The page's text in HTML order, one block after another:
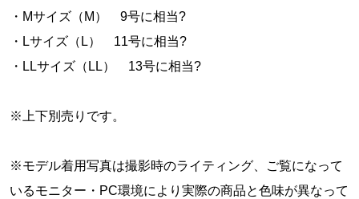
・Mサイズ（M） 9号に相当?
・Lサイズ（L） 11号に相当?
・LLサイズ（LL） 13号に相当?
※上下別売りです。
※モデル着用写真は撮影時のライティング、ご覧になって
いるモニター・PC環境により実際の商品と色味が異なって